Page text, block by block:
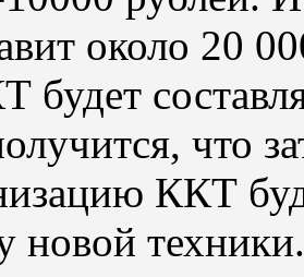
около 20
будет
что
ККТ
новой техники.